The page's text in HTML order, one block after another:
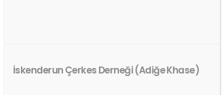
İskenderun Çerkes Derneği (Adiğe Khase)